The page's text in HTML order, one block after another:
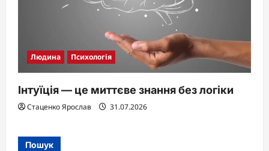
Людина Психологія
Інтуїція — це миттєве знання без логіки
Стаценко Ярослав 31.07.2026
Пошук